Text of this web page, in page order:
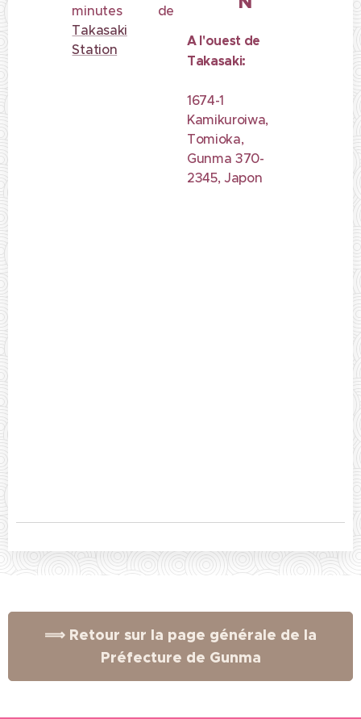
minutes de
Takasaki
Station
A l'ouest de
Takasaki:
1674-1
Kamikuroiwa,
Tomioka,
Gunma 370-
2345, Japon
⟹ Retour sur la page générale de la
Préfecture de Gunma